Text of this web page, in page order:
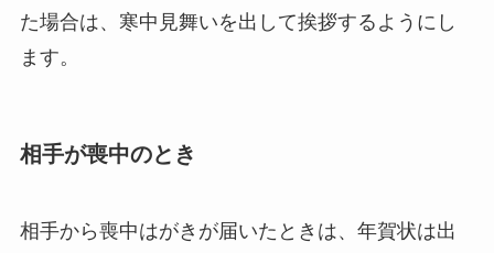
た場合は、寒中見舞いを出して挨拶するようにし
ます。
相手が喪中のとき
相手から喪中はがきが届いたときは、年賀状は出